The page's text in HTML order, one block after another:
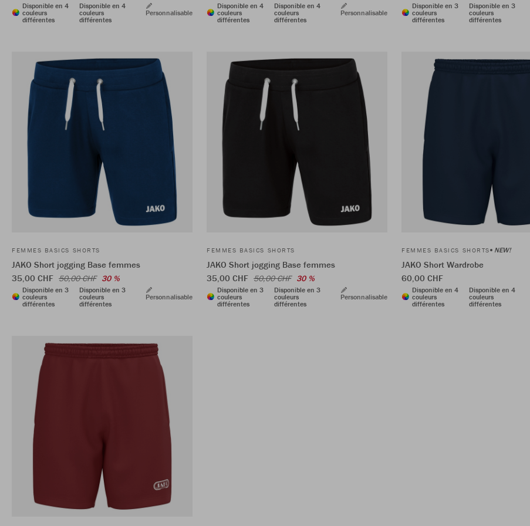
Disponible en 4
couleurs
différentes
Disponible en 4
couleurs
différentes
Personnalisable
Disponible en 4
couleurs
différentes
Disponible en 4
couleurs
différentes
Personnalisable
Disponible en 3
couleurs
différentes
Disponible en 3
couleurs
différentes
FEMMES BASICS SHORTS
JAKO Short jogging Base femmes
35,00 CHF 50,00 CHF 30 %
Disponible en 3
couleurs
différentes
Disponible en 3
couleurs
différentes
Personnalisable
FEMMES BASICS SHORTS
JAKO Short jogging Base femmes
35,00 CHF 50,00 CHF 30 %
Disponible en 3
couleurs
différentes
Disponible en 3
couleurs
différentes
Personnalisable
FEMMES BASICS SHORTS NEW!
JAKO Short Wardrobe
60,00 CHF
Disponible en 4
couleurs
différentes
Disponible en 4
couleurs
différentes